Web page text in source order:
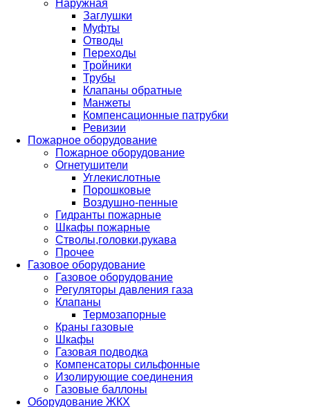
Наружная
Заглушки
Муфты
Отводы
Переходы
Тройники
Трубы
Клапаны обратные
Манжеты
Компенсационные патрубки
Ревизии
Пожарное оборудование
Пожарное оборудование
Огнетушители
Углекислотные
Порошковые
Воздушно-пенные
Гидранты пожарные
Шкафы пожарные
Стволы,головки,рукава
Прочее
Газовое оборудование
Газовое оборудование
Регуляторы давления газа
Клапаны
Термозапорные
Краны газовые
Шкафы
Газовая подводка
Компенсаторы сильфонные
Изолирующие соединения
Газовые баллоны
Оборудование ЖКХ